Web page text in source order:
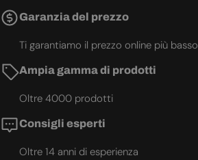
Garanzia del prezzo
Ti garantiamo il prezzo online più basso
Ampia gamma di prodotti
Oltre 4000 prodotti
Consigli esperti
Oltre 14 anni di esperienza